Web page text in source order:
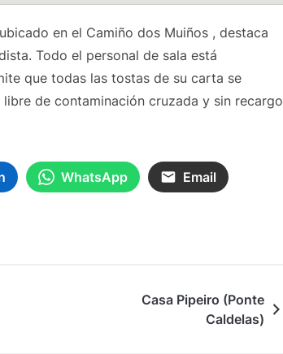
en el Camiño dos Muiños , destaca
Todo el personal de sala está
que todas las tostas de su carta se
de contaminación cruzada y sin recargo
WhatsApp Email
Casa Pipeiro (Ponte
Caldelas)